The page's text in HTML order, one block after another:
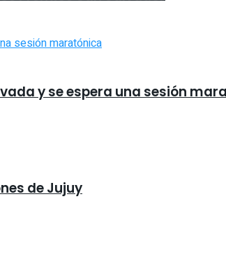
y se espera una sesión
de Jujuy